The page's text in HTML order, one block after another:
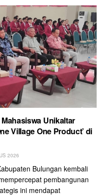
Unikaltar
Village One Product’ di
2026
Bulungan kembali
pembangunan
ini mendapat